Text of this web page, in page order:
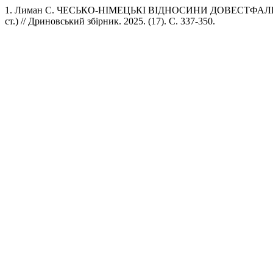
1. Лиман С. ЧЕСЬКО-НІМЕЦЬКІ ВІДНОСИНИ
ст.) // Дриновський збірник. 2025. (17). C. 337-350.